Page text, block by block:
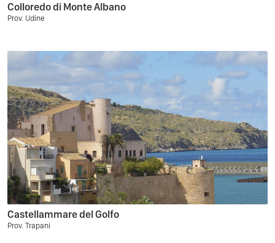
Colloredo di Monte Albano
Prov. Udine
Castellammare del Golfo
Prov. Trapani